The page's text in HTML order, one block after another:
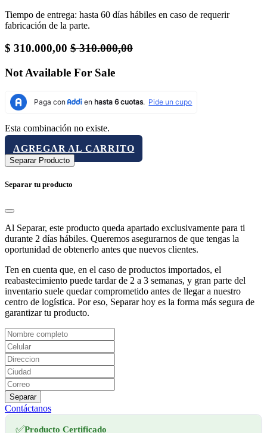
Tiempo de entrega: hasta 60 días hábiles en caso de requerir
fabricación de la parte.
$ 310.000,00 $310.000,00
Not Available For Sale
Esta combinación no existe.
AGREGAR AL CARRITO
Separar Producto
Separar tu producto
Al Separar, este producto queda apartado exclusivamente para ti
durante 2 días hábiles. Queremos asegurarnos de que tengas la
oportunidad de obtenerlo antes que nuevos clientes.
Ten en cuenta que, en el caso de productos importados, el
reabastecimiento puede tardar de 2 a 3 semanas, y gran parte del
inventario suele quedar comprometido antes de llegar a nuestro
centro de logística. Por eso, Separar hoy es la forma más segura de
garantizar tu producto.
Separar
Contáctanos
✅Producto Certificado